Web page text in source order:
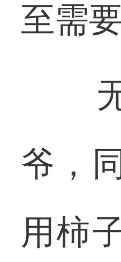
至需
无
爷，
用柿